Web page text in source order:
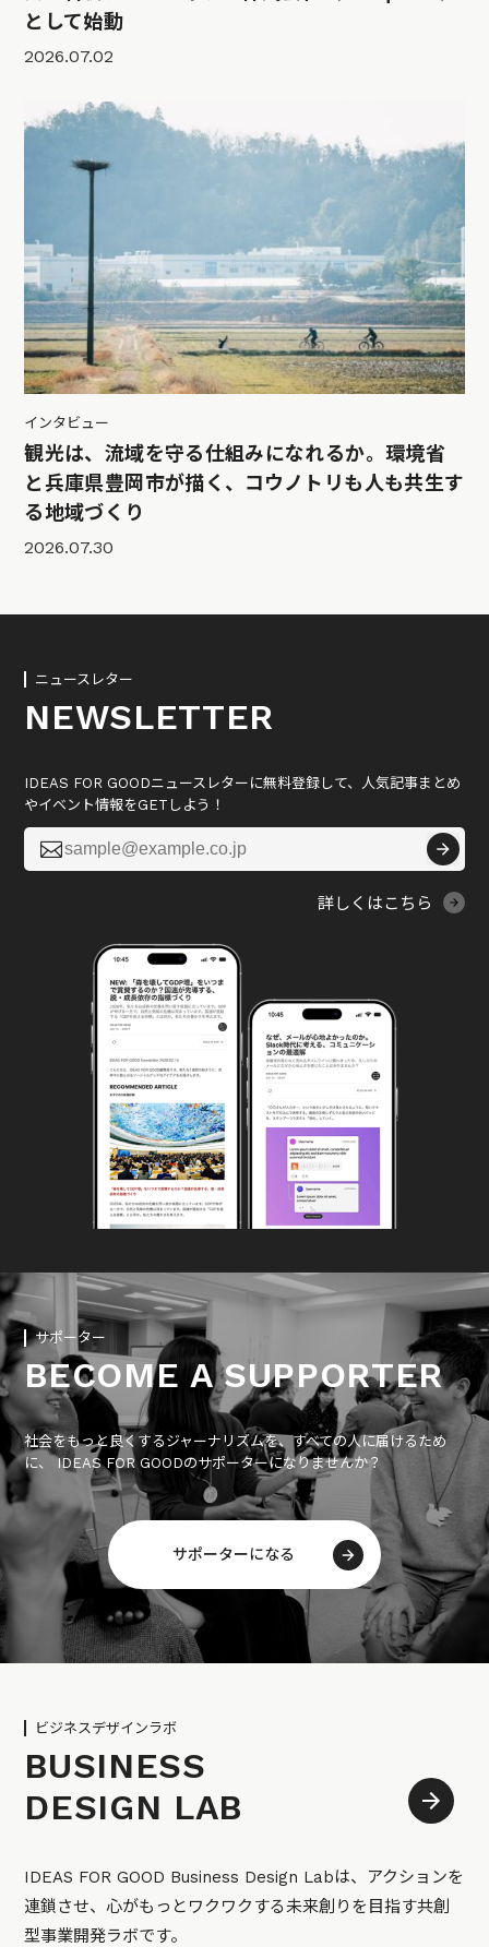
として始動
2026.07.02
インタビュー
観光は、流域を守る仕組みになれるか。環境省
と兵庫県豊岡市が描く、コウノトリも人も共生す
る地域づくり
2026.07.30
ニュースレター
NEWSLETTER
IDEAS FOR GOODニュースレターに無料登録して、人気記事まとめ
やイベント情報をGETしよう！

詳しくはこちら
サポーター
BECOME A SUPPORTER
社会をもっと良くするジャーナリズムを、すべての人に届けるため
に、 IDEAS FOR GOODのサポーターになりませんか？
サポーターになる
ビジネスデザインラボ
BUSINESS
DESIGN LAB
IDEAS FOR GOOD Business Design Labは、アクションを
連鎖させ、心がもっとワクワクする未来創りを目指す共創
型事業開発ラボです。